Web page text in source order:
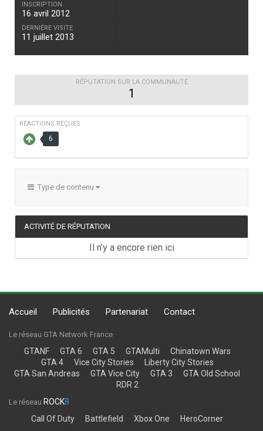
INSCRIPTION
16 avril 2012
DERNIÈRE VISITE
11 juillet 2013
RÉPUTATION SUR LA COMMUNAUTÉ
1
RÉACTIONS REÇUES
6
Type de contenu
ACTIVITÉ DE RÉPUTATION
Il n’y a encore rien ici
Accueil Publicités Partenariat Contact
Le réseau GTA Network France
GTANF GTA 6 GTA 5 GTAMulti
Chinatown Wars
GTA 4
Vice City Stories
Liberty City Stories
GTA San Andreas
GTA Vice City GTA 3
GTA Old School
RDR 2
Le réseau ROCK8
Call Of Duty
Battlefield Xbox One HeroCorner